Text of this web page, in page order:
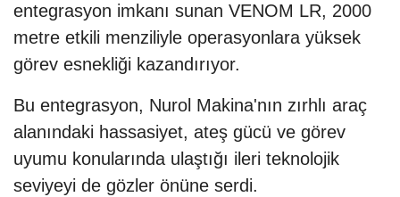
entegrasyon imkanı sunan VENOM LR, 2000
metre etkili menziliyle operasyonlara yüksek
görev esnekliği kazandırıyor.
Bu entegrasyon, Nurol Makina'nın zırhlı araç
alanındaki hassasiyet, ateş gücü ve görev
uyumu konularında ulaştığı ileri teknolojik
seviyeyi de gözler önüne serdi.